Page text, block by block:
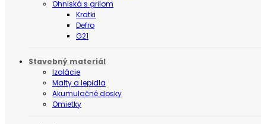
Ohniská s grilom
Kratki
Defro
G21
Stavebný materiál
Izolácie
Malty a lepidla
Akumulačné dosky
Omietky